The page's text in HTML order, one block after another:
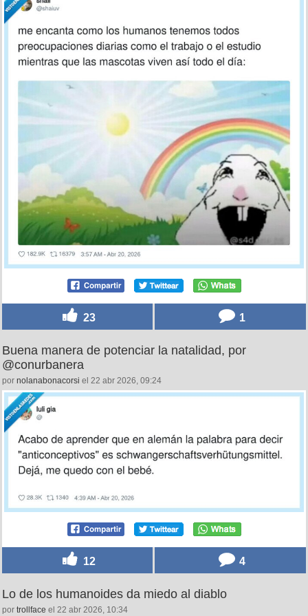
23 1
Buena manera de potenciar la natalidad, por
@conurbanera
por nolanabonacorsi el 22 abr 2026, 09:24
12 4
Lo de los humanoides da miedo al diablo
por trollface el 22 abr 2026, 10:34